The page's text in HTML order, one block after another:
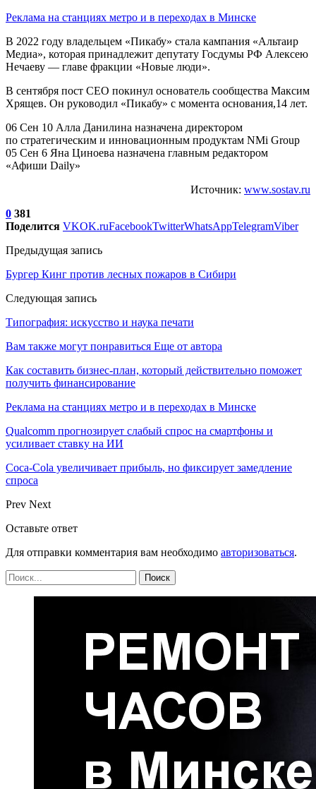
Реклама на станциях метро и в переходах в Минске
В 2022 году владельцем «Пикабу» стала кампания «Альтаир
Медиа», которая принадлежит депутату Госдумы РФ Алексею
Нечаеву — главе фракции «Новые люди».
В сентября пост СЕО покинул основатель сообщества Максим
Хрящев. Он руководил «Пикабу» с момента основания,14 лет.
06 Сен 10 Алла Данилина назначена директором
по стратегическим и инновационным продуктам NMi Group
05 Сен 6 Яна Циноева назначена главным редактором
«Афиши Daily»
Источник: www.sostav.ru
0 381
Поделится VKOK.ruFacebookTwitterWhatsAppTelegramViber
Предыдущая запись
Бургер Кинг против лесных пожаров в Сибири
Следующая запись
Типография: искусство и наука печати
Вам также могут понравиться Еще от автора
Как составить бизнес-план, который действительно поможет
получить финансирование
Реклама на станциях метро и в переходах в Минске
Qualcomm прогнозирует слабый спрос на смартфоны и
усиливает ставку на ИИ
Coca-Cola увеличивает прибыль, но фиксирует замедление
спроса
Prev Next
Оставьте ответ
Для отправки комментария вам необходимо авторизоваться.